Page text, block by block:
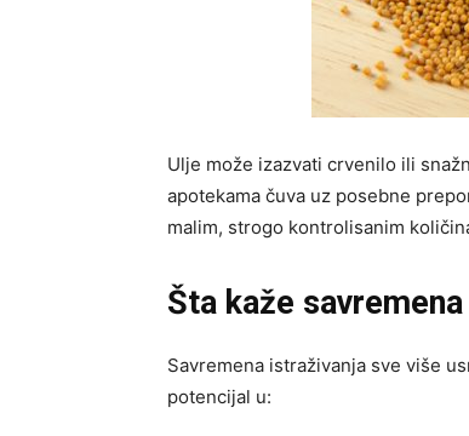
Ulje može izazvati crvenilo ili
apotekama čuva uz posebne
malim, strogo kontrolisanim
Šta kaže savremena
Savremena istraživanja sve više
potencijal u: